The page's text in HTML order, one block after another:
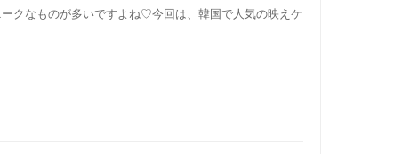
クなものが多いですよね♡今回は、韓国で人気の映えケ